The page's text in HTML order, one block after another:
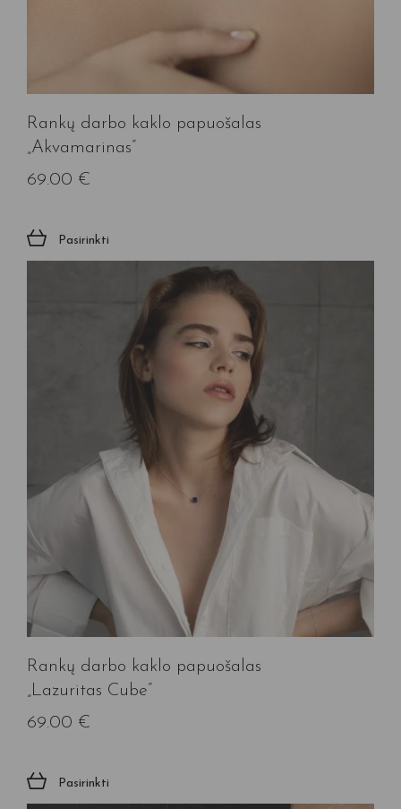
Rankų darbo kaklo papuošalas
„Akvamarinas”
69.00 €
Pasirinkti
Rankų darbo kaklo papuošalas
„Lazuritas Cube”
69.00 €
Pasirinkti